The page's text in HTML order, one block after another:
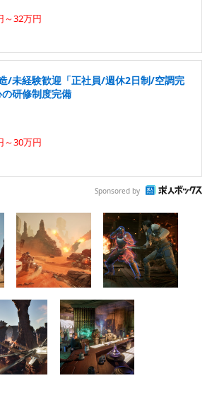
～32万円
/未経験歓迎「正社員/週休2日制/空調完
研修制度完備
～30万円
Sponsored by